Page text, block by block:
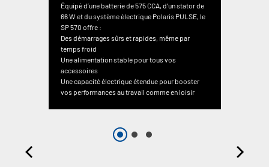
Équipé d’une batterie de 575 CCA, d’un stator de
66 W et du système électrique Polaris PULSE, le
SP 570 offre :
Des démarrages sûrs et rapides, même par
temps froid
Une alimentation stable pour tous vos
accessoires
Une capacité électrique étendue pour booster
vos performances au travail comme en loisir